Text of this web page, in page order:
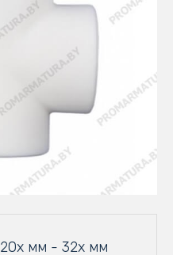
20х мм - 32х мм